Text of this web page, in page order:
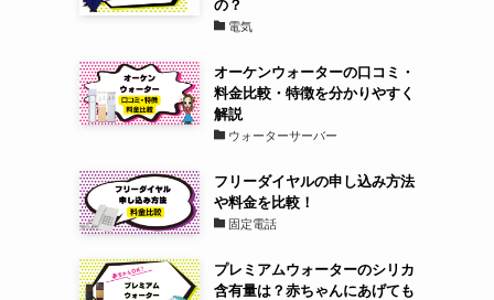
の？
電気
オーケンウォーターの口コミ・
料金比較・特徴を分かりやすく
解説
ウォーターサーバー
フリーダイヤルの申し込み方法
や料金を比較！
固定電話
プレミアムウォーターのシリカ
含有量は？赤ちゃんにあげても